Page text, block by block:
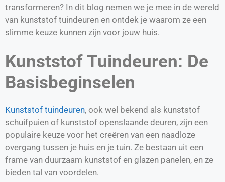
transformeren? In dit blog nemen we je mee in de wereld
van kunststof tuindeuren en ontdek je waarom ze een
slimme keuze kunnen zijn voor jouw huis.
Kunststof Tuindeuren: De
Basisbeginselen
Kunststof tuindeuren, ook wel bekend als kunststof
schuifpuien of kunststof openslaande deuren, zijn een
populaire keuze voor het creëren van een naadloze
overgang tussen je huis en je tuin. Ze bestaan uit een
frame van duurzaam kunststof en glazen panelen, en ze
bieden tal van voordelen.